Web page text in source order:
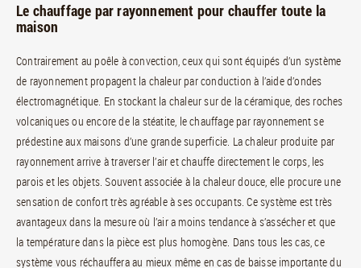
Le chauffage par rayonnement pour chauffer toute la
maison
Contrairement au poêle à convection, ceux qui sont équipés d’un système
de rayonnement propagent la chaleur par conduction à l’aide d’ondes
électromagnétique. En stockant la chaleur sur de la céramique, des roches
volcaniques ou encore de la stéatite, le chauffage par rayonnement se
prédestine aux maisons d’une grande superficie. La chaleur produite par
rayonnement arrive à traverser l’air et chauffe directement le corps, les
parois et les objets. Souvent associée à la chaleur douce, elle procure une
sensation de confort très agréable à ses occupants. Ce système est très
avantageux dans la mesure où l’air a moins tendance à s’assécher et que
la température dans la pièce est plus homogène. Dans tous les cas, ce
système vous réchauffera au mieux même en cas de baisse importante du